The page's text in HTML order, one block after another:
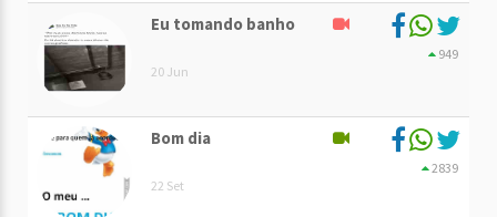
Eu tomando banho
20 Jun
949
Bom dia
22 Set
2839